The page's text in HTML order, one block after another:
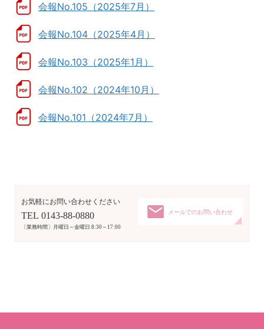
会報No.105（2025年7月）
会報No.104（2025年4月）
会報No.103（2025年1月）
会報No.102（2024年10月）
会報No.101（2024年7月）